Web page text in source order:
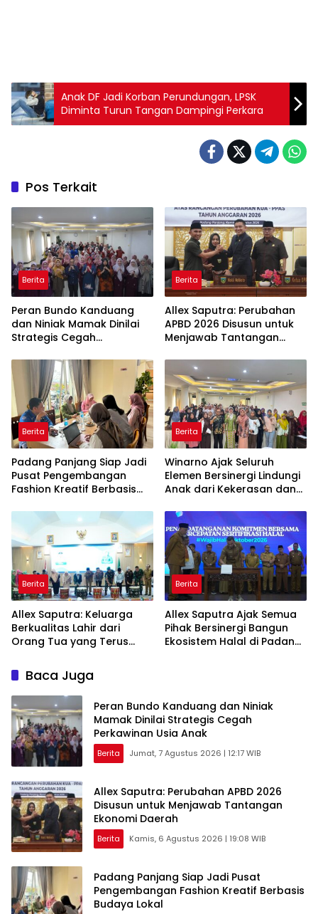
Anak DF Jadi Korban Perundungan, LPSK
Diminta Turun Tangan Dampingi Perkara
Pos Terkait
Berita
Peran Bundo Kanduang
dan Niniak Mamak Dinilai
Strategis Cegah
Berita
Allex Saputra: Perubahan
APBD 2026 Disusun untuk
Menjawab Tantangan
Berita
Padang Panjang Siap Jadi
Pusat Pengembangan
Fashion Kreatif Berbasis
Berita
Winarno Ajak Seluruh
Elemen Bersinergi Lindungi
Anak dari Kekerasan dan
Berita
Allex Saputra: Keluarga
Berkualitas Lahir dari
Orang Tua yang Terus
Berita
Allex Saputra Ajak Semua
Pihak Bersinergi Bangun
Ekosistem Halal di Padang
Baca Juga
Peran Bundo Kanduang dan Niniak
Mamak Dinilai Strategis Cegah
Perkawinan Usia Anak
Berita Jumat, 7 Agustus 2026 | 12:17 WIB
Allex Saputra: Perubahan APBD 2026
Disusun untuk Menjawab Tantangan
Ekonomi Daerah
Berita Kamis, 6 Agustus 2026 | 19:08 WIB
Padang Panjang Siap Jadi Pusat
Pengembangan Fashion Kreatif Berbasis
Budaya Lokal